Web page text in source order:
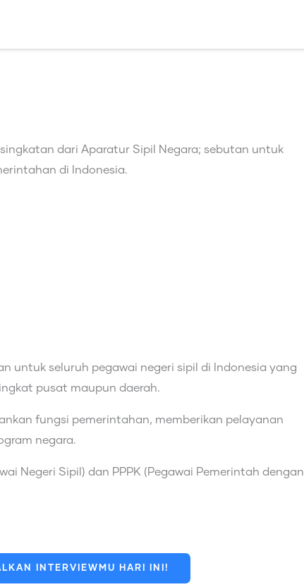
dari Aparatur Sipil Negara; sebutan untuk
di Indonesia.
untuk seluruh pegawai negeri sipil di Indonesia yang
pusat maupun daerah.
fungsi pemerintahan, memberikan pelayanan
negara.
Negeri Sipil) dan PPPK (Pegawai Pemerintah dengan
INTERVIEWMU HARI INI!